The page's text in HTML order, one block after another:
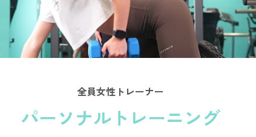
全員女性トレーナー
パーソナルトレーニング